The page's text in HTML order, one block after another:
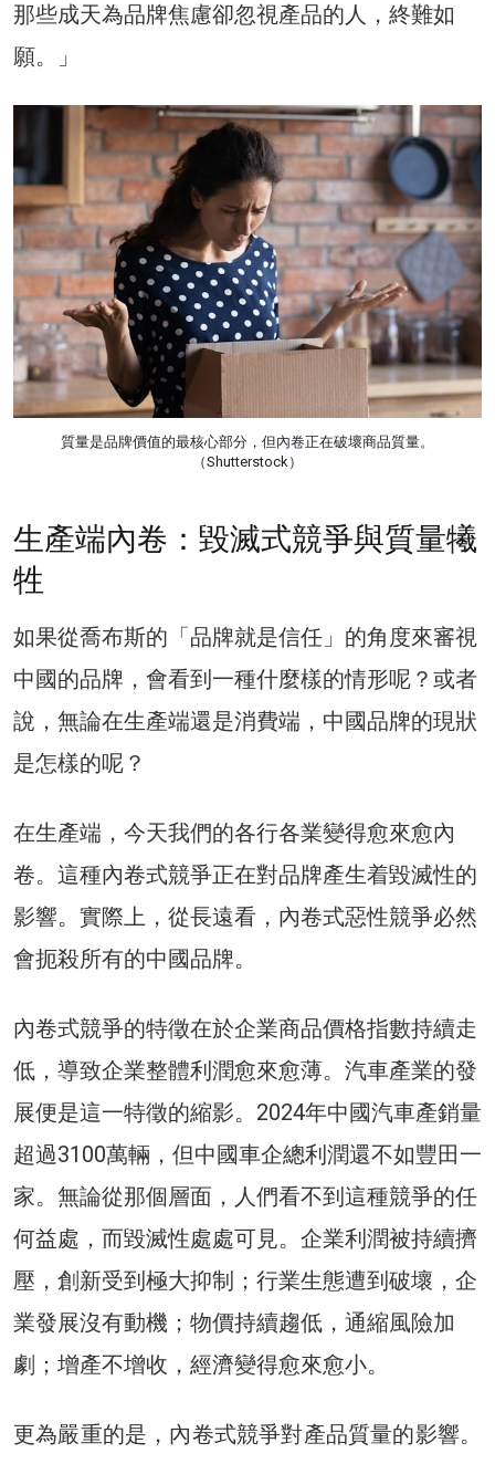
那些成天為品牌焦慮卻忽視產品的人，終難如
願。」
質量是品牌價值的最核心部分，但內卷正在破壞商品質量。
（Shutterstock）
生產端內卷：毀滅式競爭與質量犧
牲
如果從喬布斯的「品牌就是信任」的角度來審視
中國的品牌，會看到一種什麼樣的情形呢？或者
說，無論在生產端還是消費端，中國品牌的現狀
是怎樣的呢？
在生產端，今天我們的各行各業變得愈來愈內
卷。這種內卷式競爭正在對品牌產生着毀滅性的
影響。實際上，從長遠看，內卷式惡性競爭必然
會扼殺所有的中國品牌。
內卷式競爭的特徵在於企業商品價格指數持續走
低，導致企業整體利潤愈來愈薄。汽車產業的發
展便是這一特徵的縮影。2024年中國汽車產銷量
超過3100萬輛，但中國車企總利潤還不如豐田一
家。無論從那個層面，人們看不到這種競爭的任
何益處，而毀滅性處處可見。企業利潤被持續擠
壓，創新受到極大抑制；行業生態遭到破壞，企
業發展沒有動機；物價持續趨低，通縮風險加
劇；增產不增收，經濟變得愈來愈小。
更為嚴重的是，內卷式競爭對產品質量的影響。